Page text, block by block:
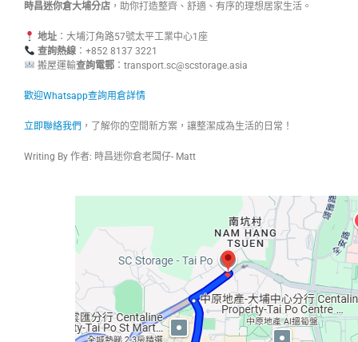
時昌迷你倉大埔分店 ，助你打造整齊、舒適、有序的理想居家生活。
地址：大埔汀角路57號太平工業中心1座
查詢熱線：+852 8137 3221
搬屋運輸查詢電郵： transport.sc@scstorage.asia
歡迎Whatsapp查詢用倉詳情
立即聯絡我們 ，了解你的空間新方案，讓整潔成為生活的日常！
Writing By 作者: 時昌迷你倉老闆仔- Matt